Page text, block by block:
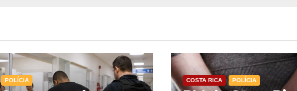
POLÍCIA COSTA RICA POLÍCIA